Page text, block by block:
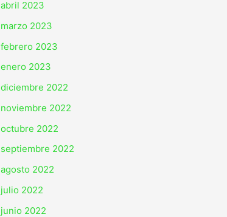
abril 2023
marzo 2023
febrero 2023
enero 2023
diciembre 2022
noviembre 2022
octubre 2022
septiembre 2022
agosto 2022
julio 2022
junio 2022